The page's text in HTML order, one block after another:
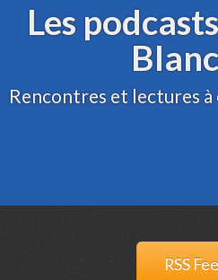
Les
Rencontres et lectures
RSS